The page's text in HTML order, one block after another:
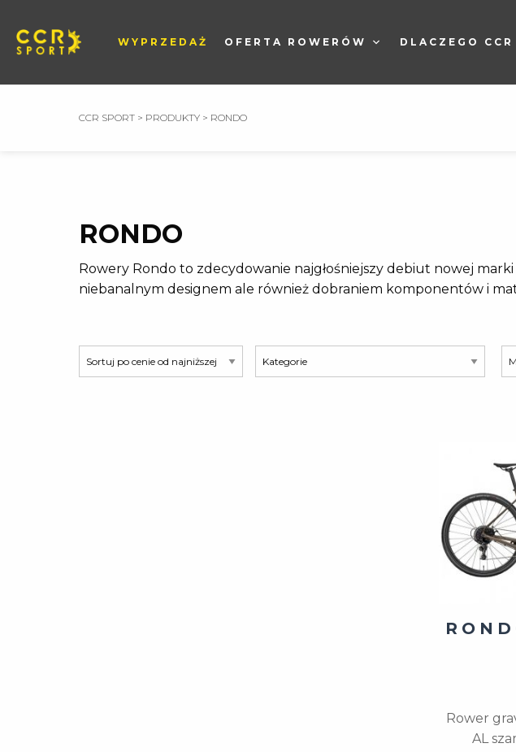
WYPRZEDAŻ OFERTA ROWERÓW DLACZEGO CCR
CCR SPORT > PRODUKTY > RONDO
RONDO
Rowery Rondo to zdecydowanie najgłośniejszy debiut nowej
niebanalnym designem ale również dobraniem komponentów i
Rower
AL